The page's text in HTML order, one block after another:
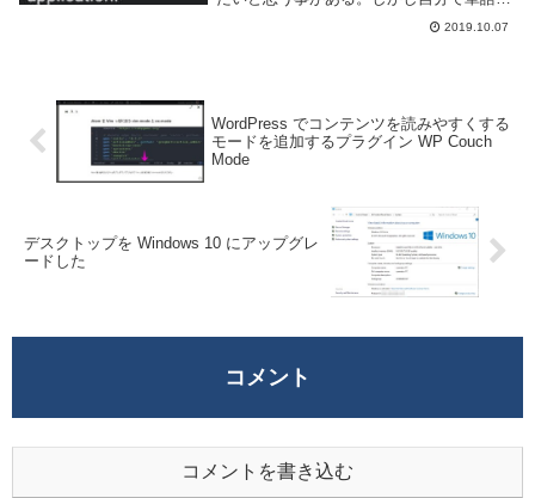
一つずつ聞き取って入力するのは結構大変
だ。そういうときは「音声文字変換」アプ
2019.10.07
WordPress でコンテンツを読みやすくする
モードを追加するプラグイン WP Couch
Mode
デスクトップを Windows 10 にアップグレ
ードした
コメント
コメントを書き込む